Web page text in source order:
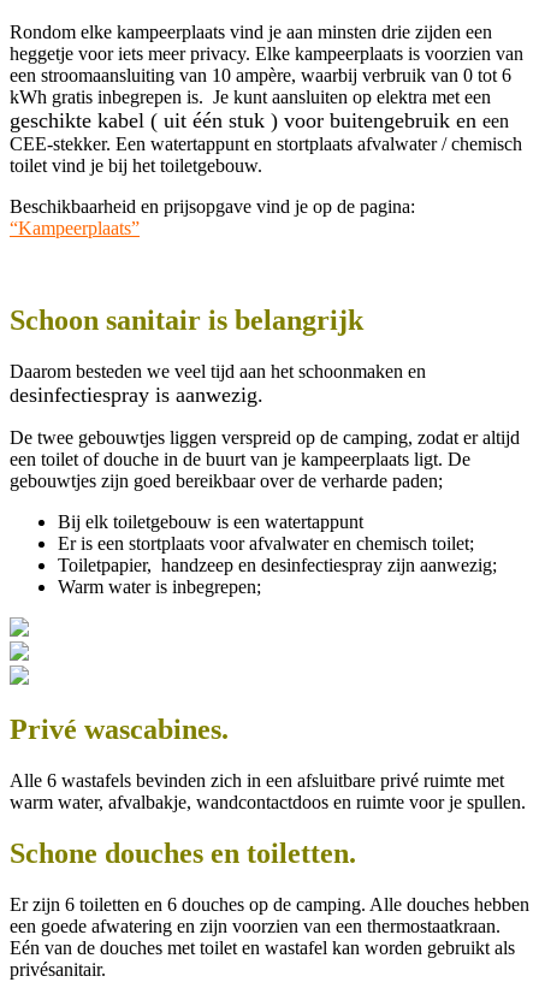
Rondom elke kampeerplaats vind je aan minsten drie zijden een
heggetje voor iets meer privacy. Elke kampeerplaats is voorzien van
een stroomaansluiting van 10 ampère, waarbij verbruik van 0 tot 6
kWh gratis inbegrepen is. Je kunt aansluiten op elektra met een
geschikte kabel ( uit één stuk ) voor buitengebruik en een
CEE-stekker. Een watertappunt en stortplaats afvalwater / chemisch
toilet vind je bij het toiletgebouw.
Beschikbaarheid en prijsopgave vind je op de pagina:
“Kampeerplaats”
Schoon sanitair is belangrijk
Daarom besteden we veel tijd aan het schoonmaken en
desinfectiespray is aanwezig.
De twee gebouwtjes liggen verspreid op de camping, zodat er altijd
een toilet of douche in de buurt van je kampeerplaats ligt. De
gebouwtjes zijn goed bereikbaar over de verharde paden;
Bij elk toiletgebouw is een watertappunt
Er is een stortplaats voor afvalwater en chemisch toilet;
Toiletpapier, handzeep en desinfectiespray zijn aanwezig;
Warm water is inbegrepen;
Privé wascabines.
Alle 6 wastafels bevinden zich in een afsluitbare privé ruimte met
warm water, afvalbakje, wandcontactdoos en ruimte voor je spullen.
Schone douches en toiletten.
Er zijn 6 toiletten en 6 douches op de camping. Alle douches hebben
een goede afwatering en zijn voorzien van een thermostaatkraan.
Eén van de douches met toilet en wastafel kan worden gebruikt als
privésanitair.